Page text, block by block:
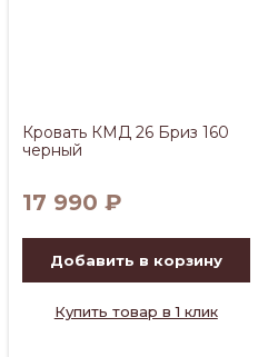
Кровать КМД 26 Бриз 160
черный
17 990 ₽
Добавить в корзину
Купить товар в 1 клик